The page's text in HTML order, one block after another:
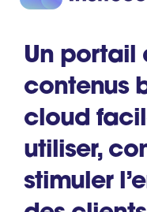
Mexico
Español
Un portail
contenus
cloud
utiliser,
stimuler